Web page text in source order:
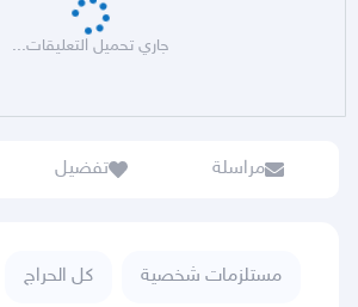
جاري تحميل التعليقات...
مراسلة تفضيل
مستلزمات شخصية كل الحراج